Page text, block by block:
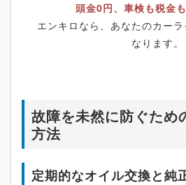
頭金0円、車検も税金も
エンキロなら、あなたのカー
なります。
故障を未然に防ぐため
方法
定期的なオイル交換と純